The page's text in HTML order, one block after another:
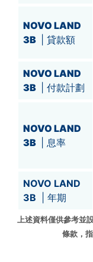
NOVO LAND
3B
| 貸款額
NOVO LAND
3B
| 付款計劃
NOVO LAND
3B
| 息率
NOVO LAND
3B
| 年期
上述資料僅供參考並
條款，